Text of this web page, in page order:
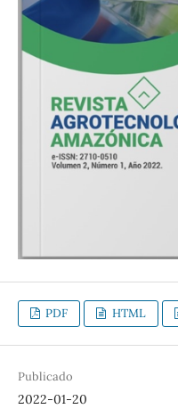
PDF HTML
Publicado
2022-01-20